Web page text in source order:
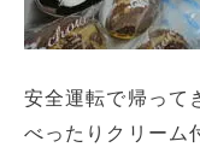
安全運転で帰って
べったりクリーム